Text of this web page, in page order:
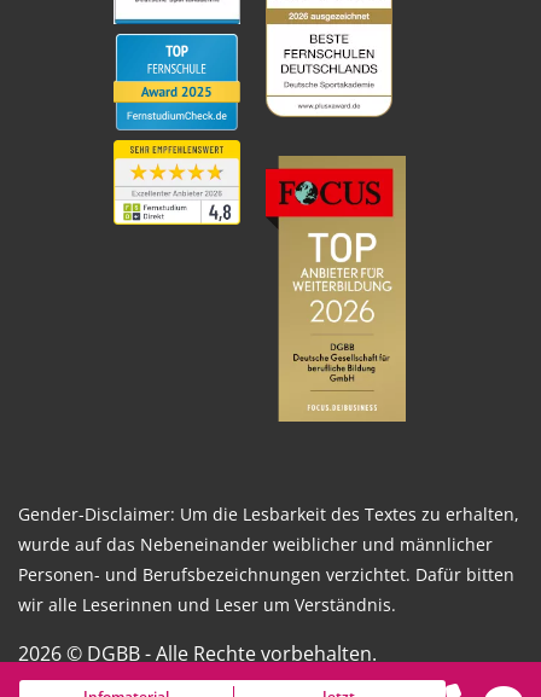
Gender-Disclaimer: Um die Lesbarkeit des Textes zu erhalten,
wurde auf das Nebeneinander weiblicher und männlicher
Personen- und Berufsbezeichnungen verzichtet. Dafür bitten
wir alle Leserinnen und Leser um Verständnis.
2026 © DGBB - Alle Rechte vorbehalten.